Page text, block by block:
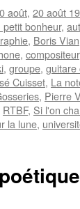
août, 20 août
petit bonheur,
, Boris Vian
, compositeur
, groupe, guitare
Cuisset, La
, Pierre
RTBF, Si l'on
la lune,